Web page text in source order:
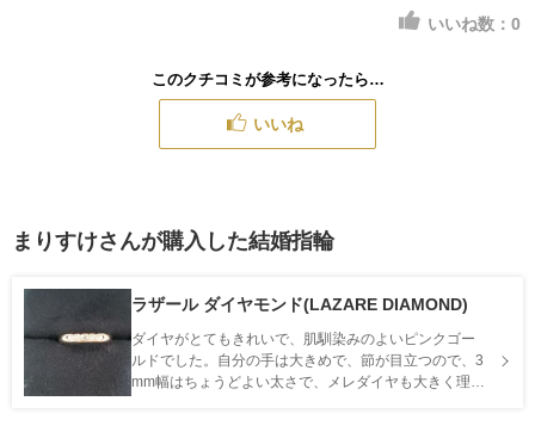
いいね数： 0
このクチコミが参考になったら…
いいね
まりすけさんが購入した結婚指輪
ラザール ダイヤモンド(LAZARE DIAMOND)
ダイヤがとてもきれいで、肌馴染みのよいピンクゴー
ルドでした。自分の手は大きめで、節が目立つので、3
mm幅はちょうどよい太さで、メレダイヤも大きく理想